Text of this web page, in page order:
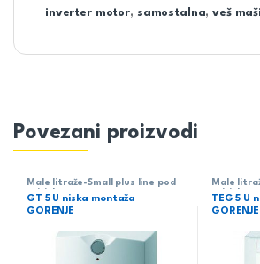
inverter motor, samostalna,veš
Povezani proizvodi
Male litraže-Small plus line pod
pritiskom
GT 5 U niska montaža
GORENJE
Male
pritiska
TEG 5 U
GORENJE